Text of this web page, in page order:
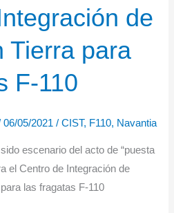
de
Tierra para
F-110
06/05/2021/CIST, F110, Navantia
escenario del acto de “puesta
el Centro de Integración de
las fragatas F-110